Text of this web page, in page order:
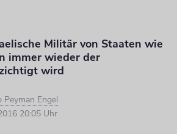
Militär von Staaten wie
immer wieder der
wird
Peyman Engel
20:05 Uhr